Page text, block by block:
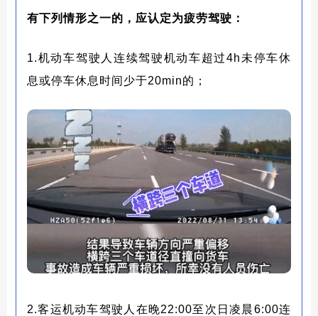
有下列情形之一的，应认定为疲劳驾驶：
1.机动车驾驶人连续驾驶机动车超过4h未停车休
息或停车休息时间少于20min的；
2.客运机动车驾驶人在晚22:00至次日凌晨6:00连